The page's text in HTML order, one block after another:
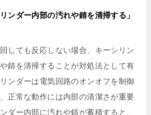
リンダー内部の汚れや錆を清掃する」
しても反応しない場合、キーシリン
錆を清掃することが対処法として有
ンダーは電気回路のオンオフを制御
正常な動作には内部の清潔さが重要
ダー内部に汚れや錆が蓄積すると、